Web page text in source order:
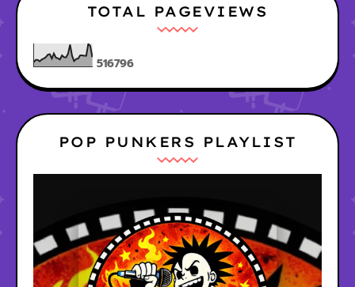
TOTAL PAGEVIEWS
516796
POP PUNKERS PLAYLIST